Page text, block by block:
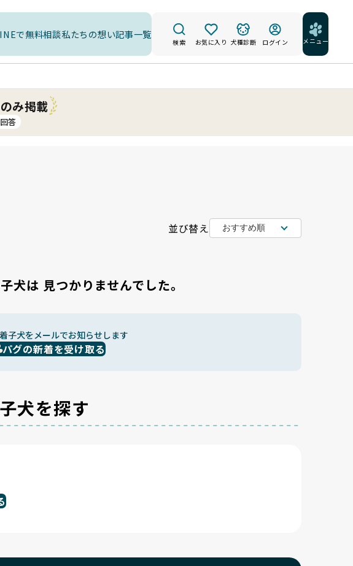
で無料相談私たちの想い記事一覧
検索 お気に入り 犬種診断 ログイン メニュー
み掲載
答
並び替え
犬は 見つかりませんでした。
子犬をメールでお知らせします
パグの新着を受け取る
犬を探す